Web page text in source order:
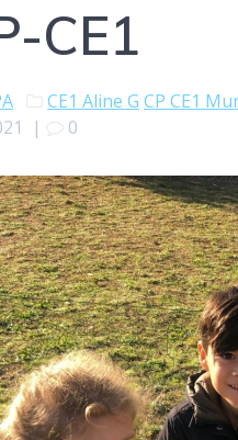
CE1
CE1 Aline G CP CE1
| 0